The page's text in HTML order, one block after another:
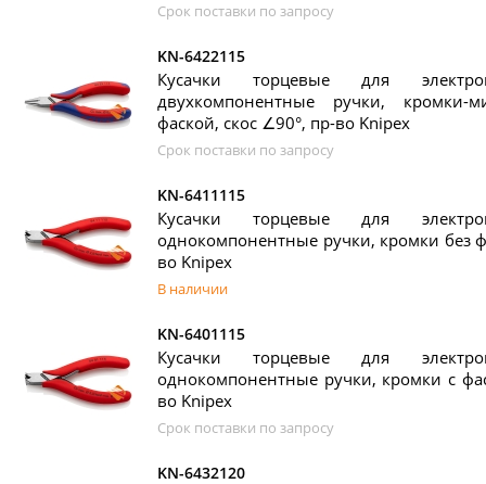
Срок поставки по запросу
KN-6422115
Кусачки торцевые для
двухкомпонентные ручки,
фаской, скос ∠90°, пр-во Knipex
Срок поставки по запросу
KN-6411115
Кусачки торцевые для
однокомпонентные ручки, кромки без
во Knipex
В наличии
KN-6401115
Кусачки торцевые для
однокомпонентные ручки, кромки с
во Knipex
Срок поставки по запросу
KN-6432120